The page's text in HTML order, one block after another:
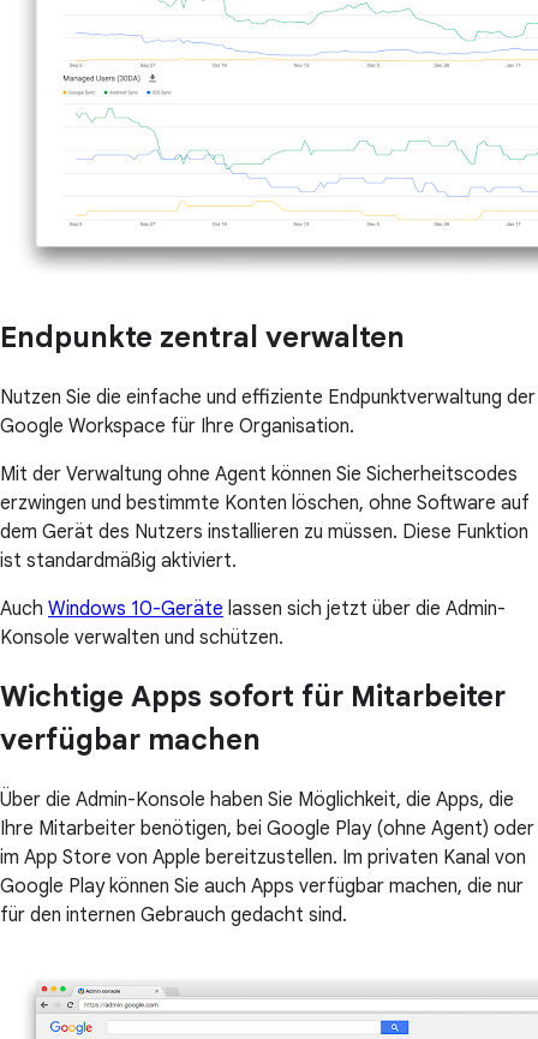
Endpunkte zentral verwalten
Nutzen Sie die einfache und effiziente Endpunktverwaltung der
Google Workspace für Ihre Organisation.
Mit der Verwaltung ohne Agent können Sie Sicherheitscodes
erzwingen und bestimmte Konten löschen, ohne Software auf
dem Gerät des Nutzers installieren zu müssen. Diese Funktion
ist standardmäßig aktiviert.
Auch Windows 10-Geräte lassen sich jetzt über die Admin-
Konsole verwalten und schützen.
Wichtige Apps sofort für Mitarbeiter
verfügbar machen
Über die Admin-Konsole haben Sie Möglichkeit, die Apps, die
Ihre Mitarbeiter benötigen, bei Google Play (ohne Agent) oder
im App Store von Apple bereitzustellen. Im privaten Kanal von
Google Play können Sie auch Apps verfügbar machen, die nur
für den internen Gebrauch gedacht sind.